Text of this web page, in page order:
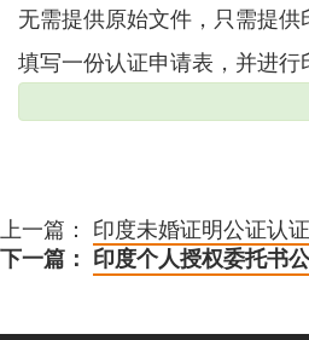
无需提供原始文件，只需提供
填写一份认证申请表，并进行
上一篇： 印度未婚证明公证认
下一篇： 印度个人授权委托书